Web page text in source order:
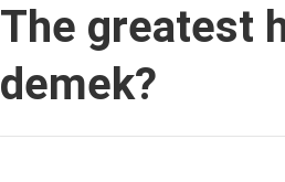
The greatest
demek?